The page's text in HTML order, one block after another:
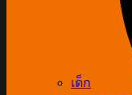
เด็ก